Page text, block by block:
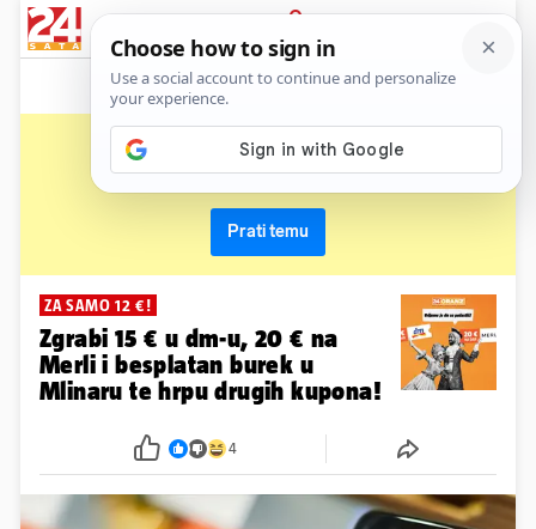
PRIJAVA
News
24oranž
Prati temu
ZA SAMO 12 €!
Zgrabi 15 € u dm-u, 20 € na
Merli i besplatan burek u
Mlinaru te hrpu drugih kupona!
4